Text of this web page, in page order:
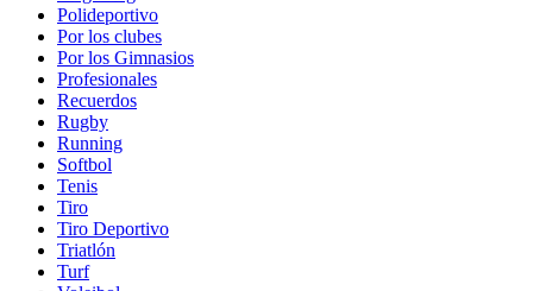
Polideportivo
Por los clubes
Por los Gimnasios
Profesionales
Recuerdos
Rugby
Running
Softbol
Tenis
Tiro
Tiro Deportivo
Triatlón
Turf